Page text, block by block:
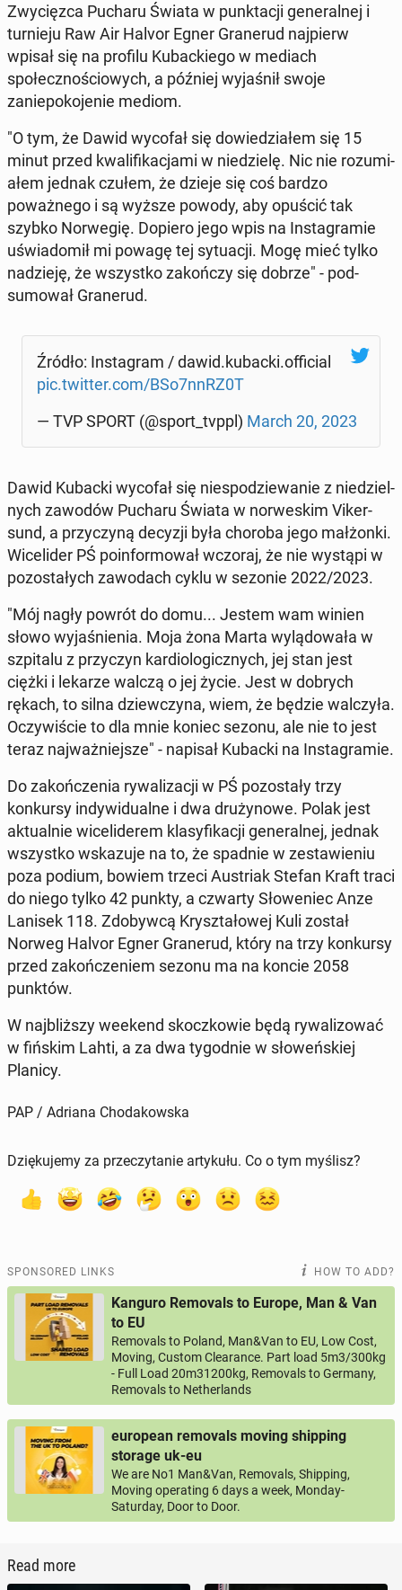
Zwycięz­ca Pucharu Świata w punk­tacji gen­er­al­nej i
turnieju Raw Air Halvor Egner Granerud na­jpierw
wpisał się na profilu Kuback­iego w mediach
społecznoś­ciowych, a później wy­jaśnił swoje
zaniepoko­je­nie mediom.
"O tym, że Dawid wycofał się dowiedzi­ałem się 15
minut przed kwal­i­fikac­ja­mi w niedzielę. Nic nie rozu­mi­
ałem jednak czułem, że dzieje się coś bardzo
poważnego i są wyższe powody, aby opuścić tak
szybko Nor­wegię. Dopiero jego wpis na In­sta­gramie
uświadomił mi powagę tej sytu­acji. Mogę mieć tylko
nadzieję, że wszys­tko za­kończy się dobrze" - pod­
sumował Granerud.
Źródło: In­sta­gram / dawid.kubacki.of­fi­cial
pic.twitter.com/BSo7nnRZ0T
— TVP SPORT (@sport_tvppl) March 20, 2023
Dawid Kubacki wycofał się niespodziewanie z niedziel­
nych zawodów Pucharu Świata w nor­weskim Viker­
sund, a przy­czyną decyzji była choroba jego małżon­ki.
Wicelid­er PŚ poin­for­mował wczoraj, że nie wystąpi w
po­zostałych za­wodach cyklu w sezonie 2022/2023.
"Mój nagły powrót do domu... Jestem wam winien
słowo wy­jaśnienia. Moja żona Marta wylą­dowała w
szpi­talu z przy­czyn kar­di­o­log­icznych, jej stan jest
ciężki i lekarze walczą o jej życie. Jest w dobrych
rękach, to silna dziew­czy­na, wiem, że będzie wal­czyła.
Oczy­wiś­cie to dla mnie koniec sezonu, ale nie to jest
teraz na­jważniejsze" - napisał Kubacki na In­sta­gramie.
Do za­kończenia ry­wal­iza­cji w PŚ po­zostały trzy
konkursy in­dy­wid­u­alne i dwa drużynowe. Polak jest
ak­tu­al­nie wicelid­erem klasy­fikacji gen­er­al­nej, jednak
wszys­tko wskazu­je na to, że spadnie w zestaw­ie­niu
poza podium, bowiem trzeci Aus­tri­ak Stefan Kraft traci
do niego tylko 42 punkty, a czwarty Słowe­niec Anze
Lanisek 118. Zdoby­w­cą Krysz­tałowej Kuli został
Norweg Halvor Egner Granerud, który na trzy konkursy
przed za­kończe­niem sezonu ma na koncie 2058
punktów.
W na­jbliższy weekend skoczkowie będą ry­wal­i­zować
w fińskim Lahti, a za dwa ty­god­nie w słoweńskiej
Planicy.
PAP / Adriana Chodakowska
Dziękujemy za przeczytanie artykułu. Co o tym myślisz?
SPONSORED LINKS HOW TO ADD?
Kanguro Removals to Europe, Man & Van
to EU
Removals to Poland, Man&Van to EU, Low Cost,
Moving, Custom Clearance. Part load 5m3/300kg
- Full Load 20m31200kg, Removals to Germany,
Removals to Netherlands
european removals moving shipping
storage uk-eu
We are No1 Man&Van, Removals, Shipping,
Moving operating 6 days a week, Monday-
Saturday, Door to Door.
Read more